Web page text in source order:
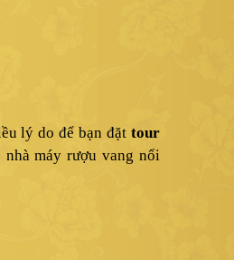
lý do để bạn đặt tour
máy rượu vang nổi